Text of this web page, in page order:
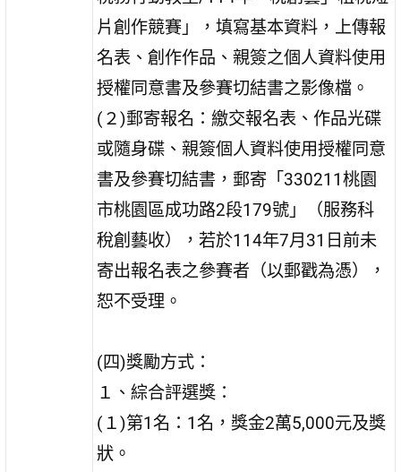
片創作競賽」，填寫基本資料，上傳報
名表、創作作品、親簽之個人資料使用
授權同意書及參賽切結書之影像檔。
(２)郵寄報名：繳交報名表、作品光碟
或隨身碟、親簽個人資料使用授權同意
書及參賽切結書，郵寄「330211桃園
市桃園區成功路2段179號」（服務科
稅創藝收），若於114年7月31日前未
寄出報名表之參賽者（以郵戳為憑），
恕不受理。
(四)獎勵方式：
１、綜合評選獎：
(１)第1名：1名，獎金2萬5,000元及獎
狀。